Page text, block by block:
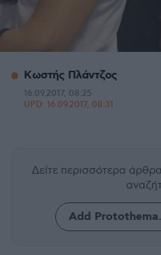
Κωστής Πλάντζος
16.09.2017, 08:25
UPD: 16.09.2017, 08:31
Δείτε περισσότερα
Add